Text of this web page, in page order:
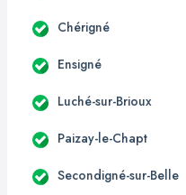
Chérigné
Ensigné
Luché-sur-Brioux
Paizay-le-Chapt
Secondigné-sur-Belle